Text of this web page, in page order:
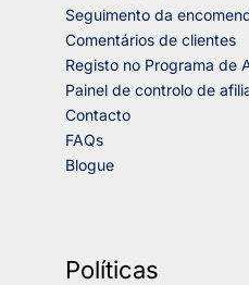
Seguimento da
Comentários de clientes
Registo no Programa de
Painel de controlo de
Contacto
FAQs
Blogue
Políticas